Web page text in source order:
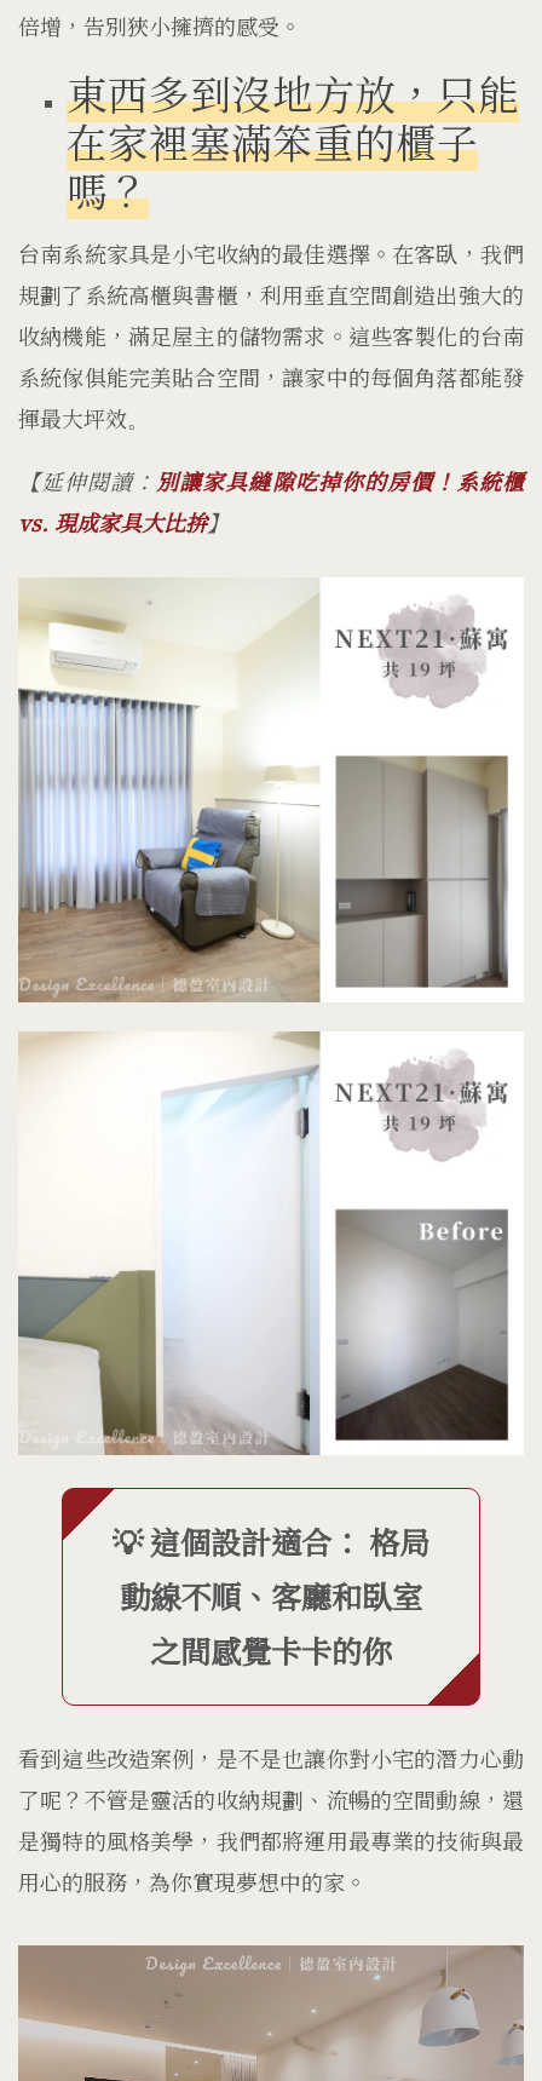
倍增，告別狹小擁擠的感受。
東西多到沒地方放，只能
在家裡塞滿笨重的櫃子
嗎？
台南系統家具是小宅收納的最佳選擇。在客臥，我們
規劃了系統高櫃與書櫃，利用垂直空間創造出強大的
收納機能，滿足屋主的儲物需求。這些客製化的台南
系統傢俱能完美貼合空間，讓家中的每個角落都能發
揮最大坪效。
【延伸閱讀： 別讓家具縫隙吃掉你的房價！系統櫃
vs. 現成家具大比拚】
💡 這個設計適合： 格局
動線不順、客廳和臥室
之間感覺卡卡的你
看到這些改造案例，是不是也讓你對小宅的潛力心動
了呢？不管是靈活的收納規劃、流暢的空間動線，還
是獨特的風格美學，我們都將運用最專業的技術與最
用心的服務，為你實現夢想中的家。
台南｜古典新繹｜22坪